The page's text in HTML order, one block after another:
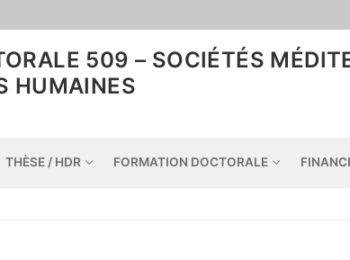
509 – SOCIÉTÉS
HUMAINES
THÈSE / HDR FORMATION DOCTORALE